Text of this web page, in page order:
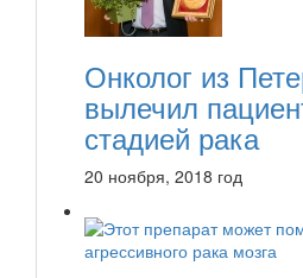
Онколог из
вылечил
стадией рака
20 ноября, 2018 год